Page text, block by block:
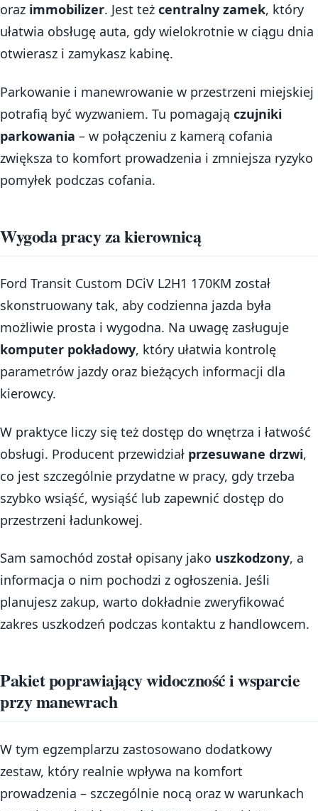
oraz immobilizer. Jest też centralny zamek, który
ułatwia obsługę auta, gdy wielokrotnie w ciągu dnia
otwierasz i zamykasz kabinę.
Parkowanie i manewrowanie w przestrzeni miejskiej
potrafią być wyzwaniem. Tu pomagają czujniki
parkowania – w połączeniu z kamerą cofania
zwiększa to komfort prowadzenia i zmniejsza ryzyko
pomyłek podczas cofania.
Wygoda pracy za kierownicą
Ford Transit Custom DCiV L2H1 170KM został
skonstruowany tak, aby codzienna jazda była
możliwie prosta i wygodna. Na uwagę zasługuje
komputer pokładowy, który ułatwia kontrolę
parametrów jazdy oraz bieżących informacji dla
kierowcy.
W praktyce liczy się też dostęp do wnętrza i łatwość
obsługi. Producent przewidział przesuwane drzwi,
co jest szczególnie przydatne w pracy, gdy trzeba
szybko wsiąść, wysiąść lub zapewnić dostęp do
przestrzeni ładunkowej.
Sam samochód został opisany jako uszkodzony, a
informacja o nim pochodzi z ogłoszenia. Jeśli
planujesz zakup, warto dokładnie zweryfikować
zakres uszkodzeń podczas kontaktu z handlowcem.
Pakiet poprawiający widoczność i wsparcie
przy manewrach
W tym egzemplarzu zastosowano dodatkowy
zestaw, który realnie wpływa na komfort
prowadzenia – szczególnie nocą oraz w warunkach